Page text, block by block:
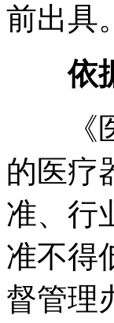
前出具。
依据
的医疗
准、行
准不得
督管理